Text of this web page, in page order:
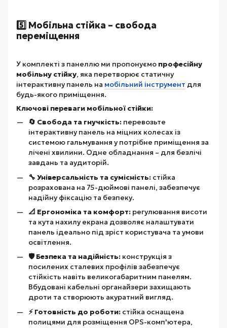
5️⃣ Мобільна стійка – свобода
переміщення
У комплекті з панеллю ми пропонуємо професійну
мобільну стійку, яка перетворює статичну
інтерактивну панель на мобільний інструмент для
будь-якого приміщення.
Ключові переваги мобільної стійки:
🔄 Свобода та гнучкість: перевозьте
інтерактивну панель на міцних колесах із
системою гальмування у потрібне приміщення за
лічені хвилини. Одне обладнання – для безлічі
завдань та аудиторій.
🔧 Універсальність та сумісність: стійка
розрахована на 75-дюймові панелі, забезпечує
надійну фіксацію та безпеку.
📐 Ергономіка та комфорт: регулювання висоти
та кута нахилу екрана дозволяє налаштувати
панель ідеально під зріст користувача та умови
освітлення.
🛡️ Безпека та надійність: конструкція з
посилених сталевих профілів забезпечує
стійкість навіть великогабаритним панелям.
Вбудовані кабельні органайзери захищають
дроти та створюють акуратний вигляд.
⚡ Готовність до роботи: стійка оснащена
полицями для розміщення OPS-комп'ютера,